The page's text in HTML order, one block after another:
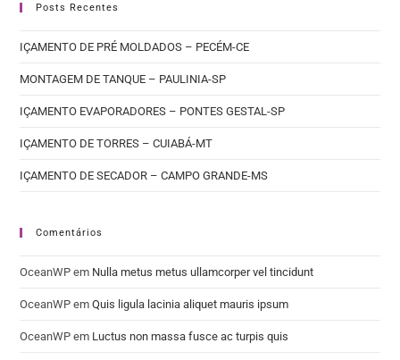
Posts Recentes
IÇAMENTO DE PRÉ MOLDADOS – PECÉM-CE
MONTAGEM DE TANQUE – PAULINIA-SP
IÇAMENTO EVAPORADORES – PONTES GESTAL-SP
IÇAMENTO DE TORRES – CUIABÁ-MT
IÇAMENTO DE SECADOR – CAMPO GRANDE-MS
Comentários
OceanWP em Nulla metus metus ullamcorper vel tincidunt
OceanWP emQuis ligula lacinia aliquet mauris ipsum
OceanWP em Luctus non massa fusce ac turpis quis